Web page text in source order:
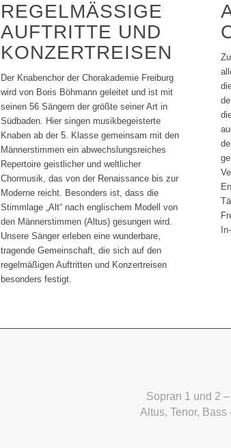
REGELMÄSSIGE A
UFTRITTE UND K
ONZERTREISEN
Der Knabenchor der Chorakademie Freiburg
wird von Boris Böhmann geleitet und ist mit
seinen 56 Sängern der größte seiner Art in
Südbaden. Hier singen musikbegeisterte
Knaben ab der 5. Klasse gemeinsam mit den
Männerstimmen ein abwechslungsreiches
Repertoire geistlicher und weltlicher
Chormusik, das von der Renaissance bis zur
Moderne reicht. Besonders ist, dass die
Stimmlage „Alt“ nach englischem Modell von
den Männerstimmen (Altus) gesungen wird.
Unsere Sänger erleben eine wunderbare,
tragende Gemeinschaft, die sich auf den
regelmäßigen Auftritten und Konzertreisen
besonders festigt.
Sopran 1 und 2
Altus, Tenor,